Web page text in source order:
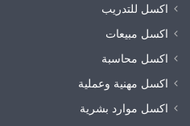
اكسل للتدريب
اكسل مبيعات
اكسل محاسبة
اكسل مهنية وعملية
اكسل موارد بشرية